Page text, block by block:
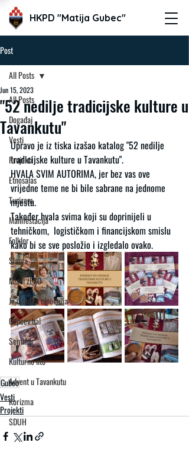
HKPD "Matija Gubec"
Post
All Posts
Događaj
Vesti
Projekti
Etnosalas
Turizam
Manifestacija
Folklor
Slama
Mladi zEKO
Ja u tuđim cipelama
Gupcev bal
Seminar
Kulturno lito
Advent u Tavankutu
Korizma
SDUH
All Posts
"52 nedilje tradicijske kulture u
Tavankutu"
Jun 15, 2023
Upravo je iz tiska izašao katalog "52 nedilje
tradicijske kulture u Tavankutu".
HVALA SVIM AUTORIMA, jer bez vas ove
vrijedne teme ne bi bile sabrane na jednome
mjestu.
Također hvala svima koji su doprinijeli u
tehničkom,  logističkom i financijskom smislu
kako bi se sve posložio i izgledalo ovako.
Gubec
Vesti
Projekti